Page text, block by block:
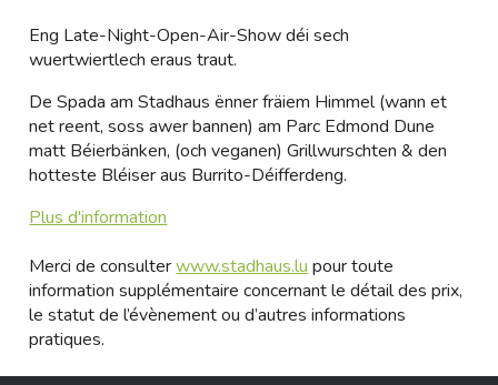
Eng Late-Night-Open-Air-Show déi sech
wuertwiertlech eraus traut.
De Spada am Stadhaus ënner fräiem Himmel (wann et
net reent, soss awer bannen) am Parc Edmond Dune
matt Béierbänken, (och veganen) Grillwurschten & den
hotteste Bléiser aus Burrito-Déifferdeng.
Plus d'information
Merci de consulterwww.stadhaus.lu pour toute
information supplémentaire concernant le détail des prix,
le statut de l’évènement ou d’autres informations
pratiques.